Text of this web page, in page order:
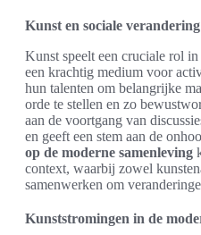
Kunst en sociale verandering
Kunst speelt een cruciale rol
een krachtig medium voor
hun talenten om belangrijke
orde te stellen en zo
aan de voortgang van
en geeft een stem aan de
op de moderne samenleving
context, waarbij zowel
samenwerken om
Kunststromingen in de